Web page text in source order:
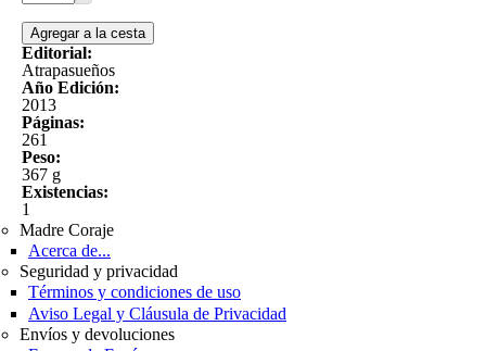
Editorial:
Atrapasueños
Año Edición:
2013
Páginas:
261
Peso:
367 g
Existencias:
1
Madre Coraje
Acerca de...
Seguridad y privacidad
Términos y condiciones de uso
Aviso Legal y Cláusula de Privacidad
Envíos y devoluciones